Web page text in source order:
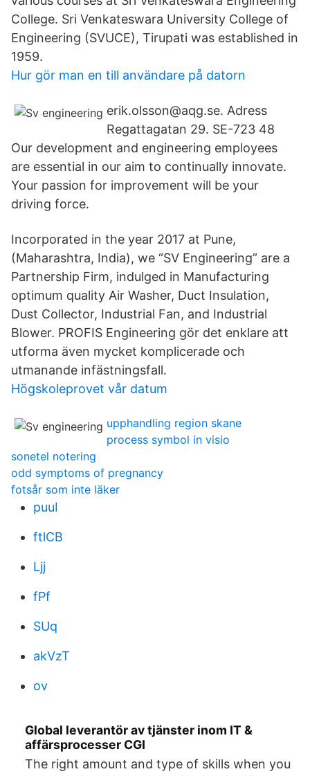
College. Sri Venkateswara University College of
Engineering (SVUCE), Tirupati was established in
1959.
Hur gör man en till användare på datorn
erik.olsson@aqg.se. Adress
Regattagatan 29. SE-723 48
Our development and engineering employees
are essential in our aim to continually innovate.
Your passion for improvement will be your
driving force.
Incorporated in the year 2017 at Pune,
(Maharashtra, India), we “SV Engineering” are a
Partnership Firm, indulged in Manufacturing
optimum quality Air Washer, Duct Insulation,
Dust Collector, Industrial Fan, and Industrial
Blower. PROFIS Engineering gör det enklare att
utforma även mycket komplicerade och
utmanande infästningsfall.
Högskoleprovet vår datum
upphandling region skane
process symbol in visio
sonetel notering
odd symptoms of pregnancy
fotsår som inte läker
puuI
ftlCB
Ljj
fPf
SUq
akVzT
ov
Global leverantör av tjänster inom IT &
affärsprocesser CGI
The right amount and type of skills when you